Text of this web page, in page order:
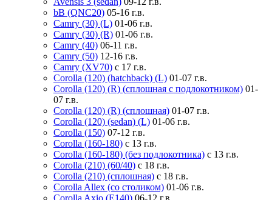
bB (QNC20) 05-16 г.в.
Camry (30) (L) 01-06 г.в.
Camry (30) (R) 01-06 г.в.
Camry (40) 06-11 г.в.
Camry (50) 12-16 г.в.
Camry (XV70) с 17 г.в.
Corolla (120) (hatchback) (L) 01-07 г.в.
Corolla (120) (R) (сплошная с подлокотником) 01-
07 г.в.
Corolla (120) (R) (сплошная) 01-07 г.в.
Corolla (120) (sedan) (L) 01-06 г.в.
Corolla (150) 07-12 г.в.
Corolla (160-180) с 13 г.в.
Corolla (160-180) (без подлокотника) с 13 г.в.
Corolla (210) (60/40) с 18 г.в.
Corolla (210) (сплошная) с 18 г.в.
Corolla Allex (со столиком) 01-06 г.в.
Corolla Axio (E140) 06-12 г.в.